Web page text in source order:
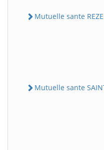
Mutuelle sante REZE
Mutuelle sante